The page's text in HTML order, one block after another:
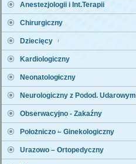
Anestezjologii i Int.Terapii
Chirurgiczny
Dziecięcy
Kardiologiczny
Neonatologiczny
Neurologiczny z Podod. Udarowym
Obserwacyjno - Zakaźny
Położniczo – Ginekologiczny
Urazowo – Ortopedyczny